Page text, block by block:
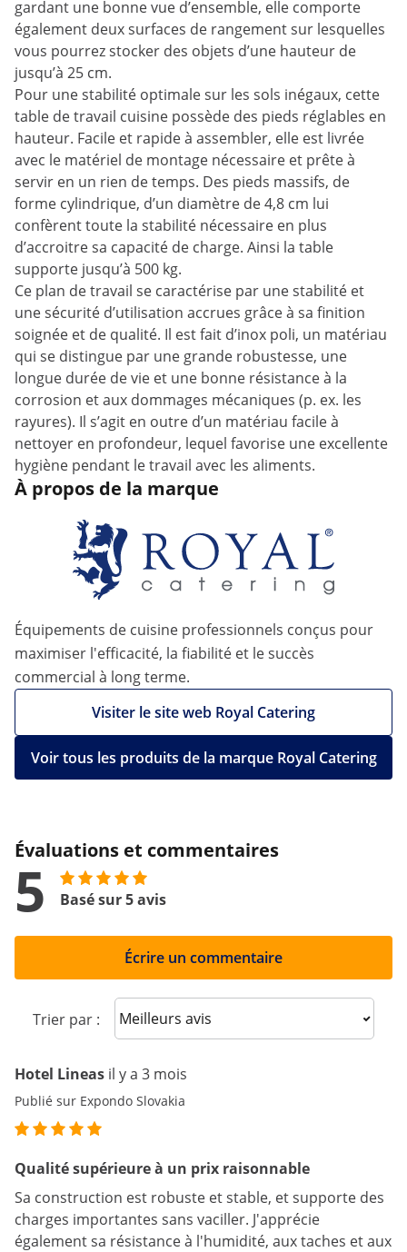
gardant une bonne vue d’ensemble, elle comporte
également deux surfaces de rangement sur lesquelles
vous pourrez stocker des objets d’une hauteur de
jusqu’à 25 cm.
Pour une stabilité optimale sur les sols inégaux, cette
table de travail cuisine possède des pieds réglables en
hauteur. Facile et rapide à assembler, elle est livrée
avec le matériel de montage nécessaire et prête à
servir en un rien de temps. Des pieds massifs, de
forme cylindrique, d’un diamètre de 4,8 cm lui
confèrent toute la stabilité nécessaire en plus
d’accroitre sa capacité de charge. Ainsi la table
supporte jusqu’à 500 kg.
Ce plan de travail se caractérise par une stabilité et
une sécurité d’utilisation accrues grâce à sa finition
soignée et de qualité. Il est fait d’inox poli, un matériau
qui se distingue par une grande robustesse, une
longue durée de vie et une bonne résistance à la
corrosion et aux dommages mécaniques (p. ex. les
rayures). Il s’agit en outre d’un matériau facile à
nettoyer en profondeur, lequel favorise une excellente
hygiène pendant le travail avec les aliments.
À propos de la marque
Équipements de cuisine professionnels conçus pour
maximiser l'efficacité, la fiabilité et le succès
commercial à long terme.
Visiter le site web Royal Catering
Voir tous les produits de la marque Royal Catering
Évaluations et commentaires
5 Basé sur 5 avis
Écrire un commentaire
Trier par : Sort reviews
Hotel Lineas il y a 3 mois
Publié sur Expondo Slovakia
Qualité supérieure à un prix raisonnable
Sa construction est robuste et stable, et supporte des
charges importantes sans vaciller. J'apprécie
également sa résistance à l'humidité, aux taches et aux